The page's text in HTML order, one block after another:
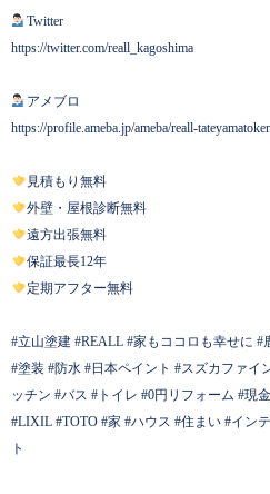
Twitter
https://twitter.com/reall_kagoshima
アメブロ
https://profile.ameba.jp/ameba/reall-
見積もり無料
外壁・屋根診断無料
遠方出張無料
保証最長12年
定期アフター無料
#立山塗建 #REALL #家もココロも幸せに #
#塗装 #防水 #日本ペイント #スズカファイ
ッチン #バス #トイレ #0円リフォーム #現
#LIXIL #TOTO #家 #ハウス #住まい #イン
ト